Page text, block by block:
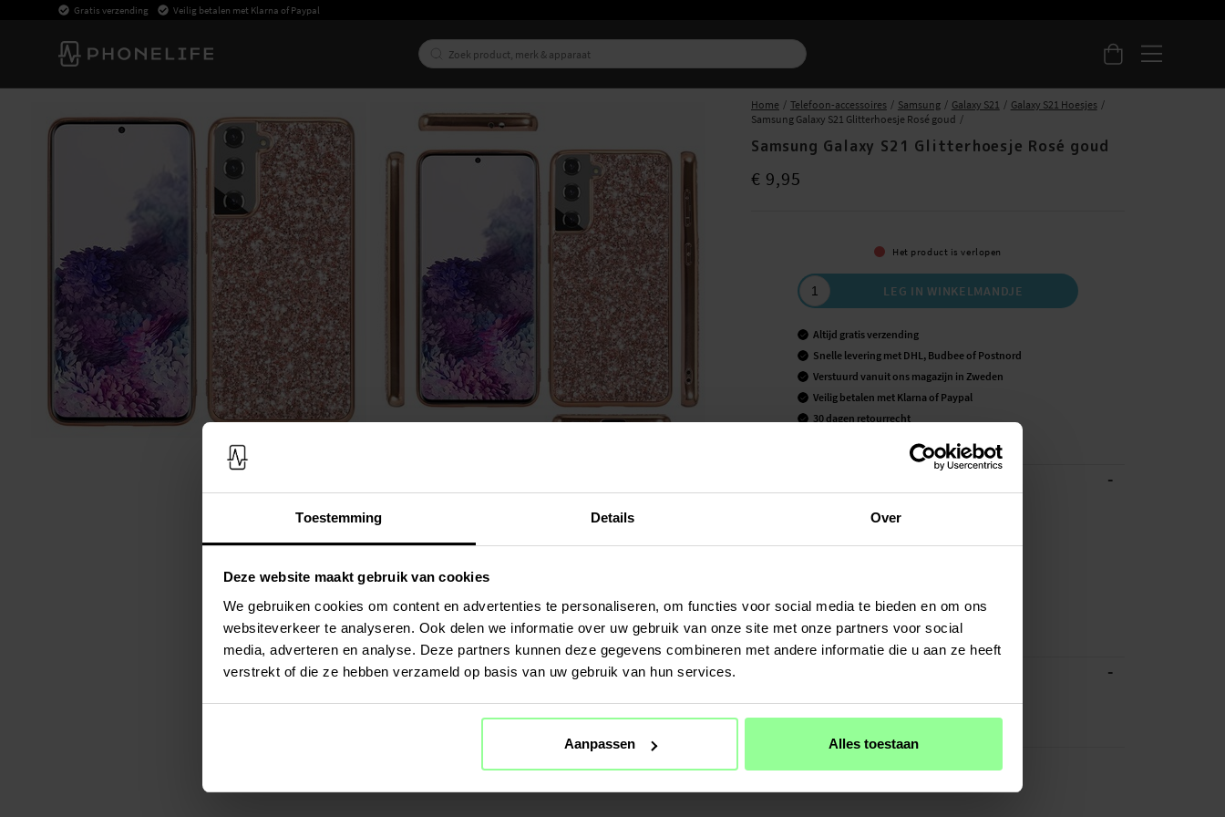
Toestemming Details Over
Deze website maakt gebruik van cookies
We gebruiken cookies om content en advertenties te personaliseren, om functies voor social media te bieden en om ons
websiteverkeer te analyseren. Ook delen we informatie over uw gebruik van onze site met onze partners voor social
media, adverteren en analyse. Deze partners kunnen deze gegevens combineren met andere informatie die u aan ze heeft
verstrekt of die ze hebben verzameld op basis van uw gebruik van hun services.
Aanpassen Alles toestaan
Gratis verzending Veilig betalen met Klarna of Paypal
Home Telefoon-accessoires Samsung Galaxy S21
Galaxy S21 Hoesjes
Samsung Galaxy S21 Glitterhoesje Rosé goud
Samsung Galaxy S21 Glitterhoesje Rosé goud
Prijs € 9,95
€ 9,95
Het product is verlopen
LEG IN WINKELMANDJE
Altijd gratis verzending
Snelle levering met DHL, Budbee of Postnord
Verstuurd vanuit ons magazijn in Zweden
Veilig betalen met Klarna of Paypal
30 dagen retourrecht
-
TPU/Siliconen hoesje, Smartphone
-
Kleur
Rosé goud